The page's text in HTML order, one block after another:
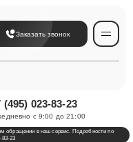
Заказать звонок
(495) 023-83-23
с 9:00 до 21:00
обращении в наш сервис. Подробности по
83-23